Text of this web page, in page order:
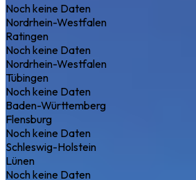
Noch keine Daten
Nordrhein-Westfalen
Ratingen
Noch keine Daten
Nordrhein-Westfalen
Tübingen
Noch keine Daten
Baden-Württemberg
Flensburg
Noch keine Daten
Schleswig-Holstein
Lünen
Noch keine Daten